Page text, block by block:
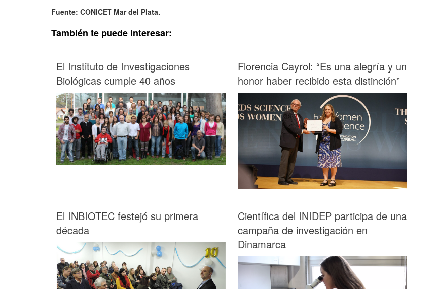
Fuente: CONICET Mar del Plata.
También te puede interesar:
El Instituto de Investigaciones
Biológicas cumple 40 años
Florencia Cayrol: “Es una alegría y un
honor haber recibido esta distinción”
El INBIOTEC festejó su primera
década
Científica del INIDEP participa de una
campaña de investigación en
Dinamarca